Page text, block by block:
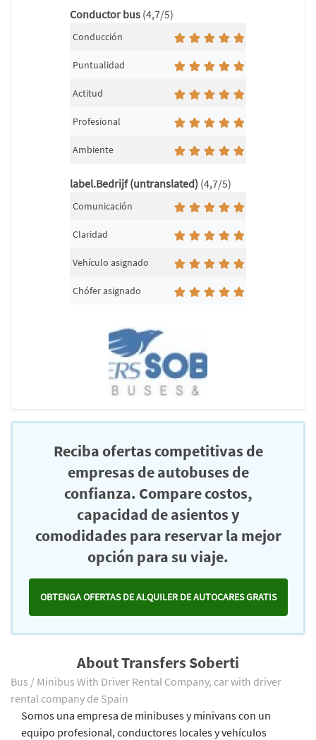
Conductor bus (4,7/5)
Conducción
Puntualidad
Actitud
Profesional
Ambiente
label.Bedrijf (untranslated) (4,7/5)
Comunicación
Claridad
Vehículo asignado
Chófer asignado
Reciba ofertas competitivas de
empresas de autobuses de
confianza. Compare costos,
capacidad de asientos y
comodidades para reservar la mejor
opción para su viaje.
OBTENGA OFERTAS DE ALQUILER DE AUTOCARES GRATIS
About Transfers Soberti
Bus / Minibus With Driver Rental Company, car with driver
rental company de Spain
Somos una empresa de minibuses y minivans con un
equipo profesional, conductores locales y vehículos